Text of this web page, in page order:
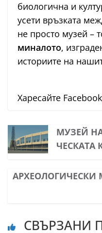
биологична и
усети връзката
не просто музей –
миналото,
историите на
Харесайте
МУЗЕЙ
ЧЕСКАТА
АРХЕОЛОГИЧЕСКИ
СВЪРЗАНИ